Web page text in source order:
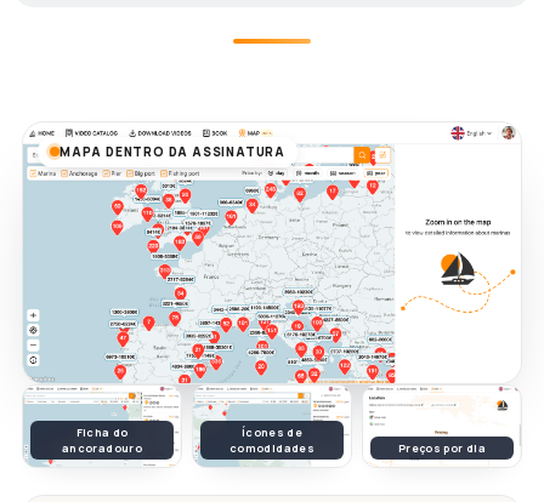
MAPA DENTRO DA ASSINATURA
Ficha do
ancoradouro
Ícones de
comodidades
Preços por dia